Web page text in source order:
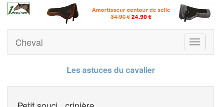
Toggle
Cheval
Les astuces du cavalier